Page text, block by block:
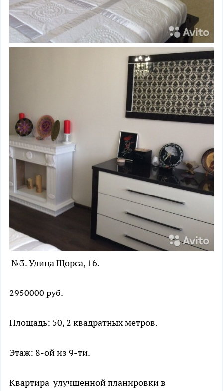
№3. Улица Щорса, 16.
2950000 руб.
Площадь: 50, 2 квадратных метров.
Этаж: 8-ой из 9-ти.
Квартира улучшенной планировки в